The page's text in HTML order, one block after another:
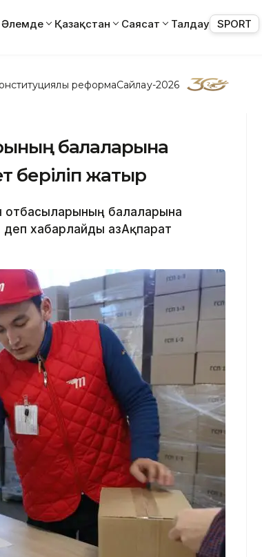
Әлемде Қазақстан Саясат Талдау SPORT
реформаСайлау-2026
балаларына
беріліп жатыр
отбасыларының балаларына
деп хабарлайды ҚазАқпарат